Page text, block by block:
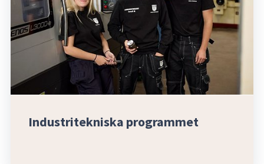
Industritekniska programmet